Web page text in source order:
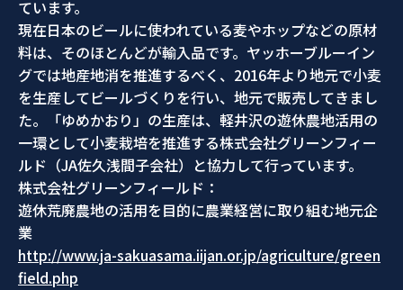
ています。
現在日本のビールに使われている麦やホップなどの原材
料は、そのほとんどが輸入品です。ヤッホーブルーイン
グでは地産地消を推進するべく、2016年より地元で小麦
を生産してビールづくりを行い、地元で販売してきまし
た。「ゆめかおり」の生産は、軽井沢の遊休農地活用の
一環として小麦栽培を推進する株式会社グリーンフィー
ルド（JA佐久浅間子会社）と協力して行っています。
株式会社グリーンフィールド：
遊休荒廃農地の活用を目的に農業経営に取り組む地元企
業
http://www.ja-sakuasama.iijan.or.jp/agriculture/green
field.php